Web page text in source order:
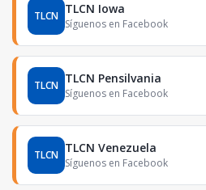
TLCN TLCN Iowa
Síguenos en Facebook
TLCN TLCN Pensilvania
Síguenos en Facebook
TLCN TLCN Venezuela
Síguenos en Facebook